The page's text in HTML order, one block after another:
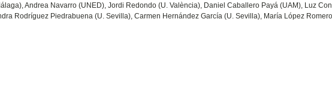
Andrea Navarro (UNED), Jordi Redondo (U. València), Daniel Caballero Payá (UAM), Luz
Rodríguez Piedrabuena (U. Sevilla), Carmen Hernández García (U. Sevilla), María López Romero